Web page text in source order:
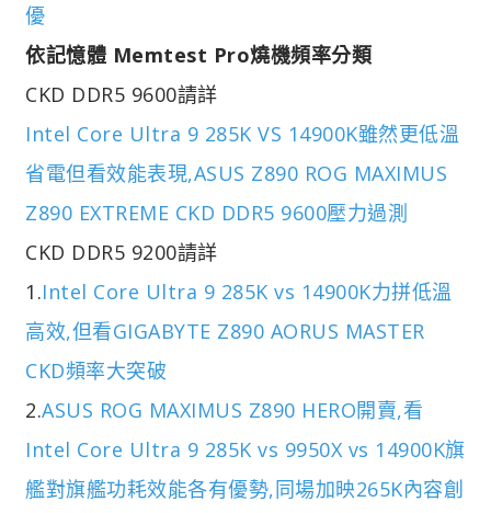
優
依記憶體 Memtest Pro燒機頻率分類
CKD DDR5 9600請詳
Intel Core Ultra 9 285K VS 14900K雖然更低溫
省電但看效能表現,ASUS Z890 ROG MAXIMUS
Z890 EXTREME CKD DDR5 9600壓力過測
CKD DDR5 9200請詳
1.Intel Core Ultra 9 285K vs 14900K力拼低溫
高效,但看GIGABYTE Z890 AORUS MASTER
CKD頻率大突破
2.ASUS ROG MAXIMUS Z890 HERO開賣,看
Intel Core Ultra 9 285K vs 9950X vs 14900K旗
艦對旗艦功耗效能各有優勢,同場加映265K內容創